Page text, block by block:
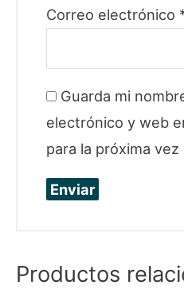
Correo electrónico
Guarda mi
electrónico y web
para la próxima
Productos